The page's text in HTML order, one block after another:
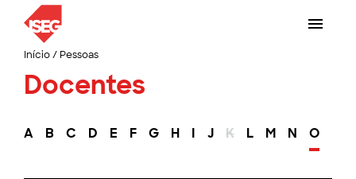
Início/ Pessoas
Docentes
A B C D E F G H I J K L M N O